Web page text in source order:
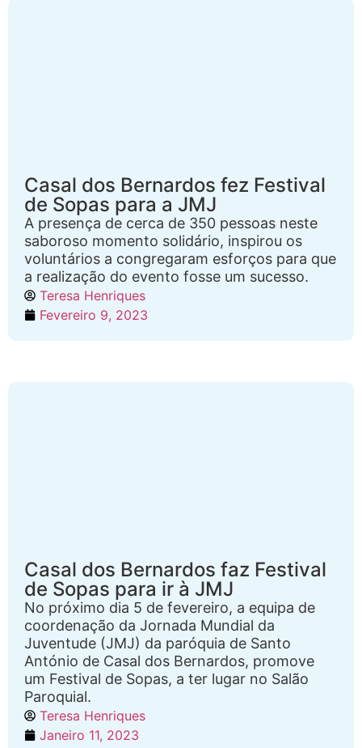
Casal dos Bernardos fez Festival
de Sopas para a JMJ
A presença de cerca de 350 pessoas neste
saboroso momento solidário, inspirou os
voluntários a congregaram esforços para que
a realização do evento fosse um sucesso.
Teresa Henriques
Fevereiro 9, 2023
Casal dos Bernardos faz Festival
de Sopas para ir à JMJ
No próximo dia 5 de fevereiro, a equipa de
coordenação da Jornada Mundial da
Juventude (JMJ) da paróquia de Santo
António de Casal dos Bernardos, promove
um Festival de Sopas, a ter lugar no Salão
Paroquial.
Teresa Henriques
Janeiro 11, 2023